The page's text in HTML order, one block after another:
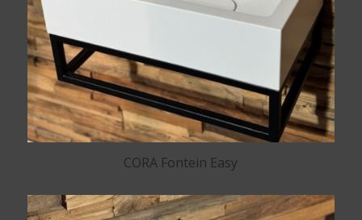
CORA Fontein Easy